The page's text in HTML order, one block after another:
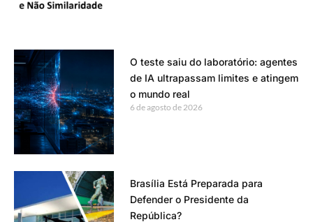
O teste saiu do laboratório: agentes
de IA ultrapassam limites e atingem
o mundo real
6 de agosto de 2026
Brasília Está Preparada para
Defender o Presidente da
República?